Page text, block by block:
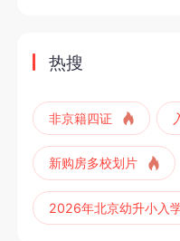
热搜
非京籍四证
新购房多校划片
2026年北京幼升小入